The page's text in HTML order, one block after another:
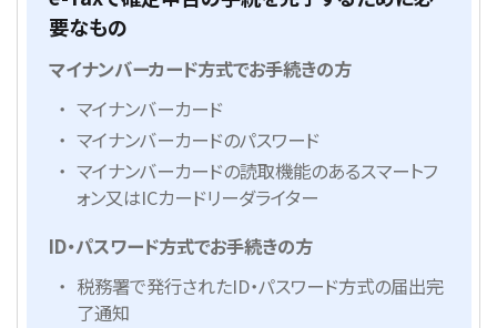
要なもの
マイナンバーカード方式でお手続きの方
マイナンバーカード
マイナンバーカードのパスワード
マイナンバーカードの読取機能のあるスマートフ
ォン又はICカードリーダライター
ID・パスワード方式でお手続きの方
税務署で発行されたID・パスワード方式の届出完
了通知